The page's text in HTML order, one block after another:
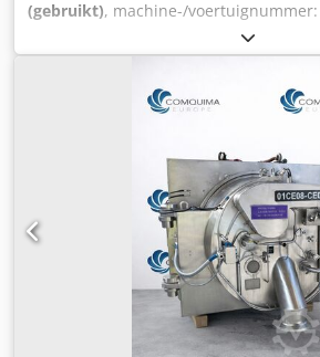
(gebruikt), machine-/voertuignummer:
Verticaalassige korfcentrifuge met
gemonteerd op drie poten (met
drukkingsveren), tweedehands. Alle
komen met het product zijn van